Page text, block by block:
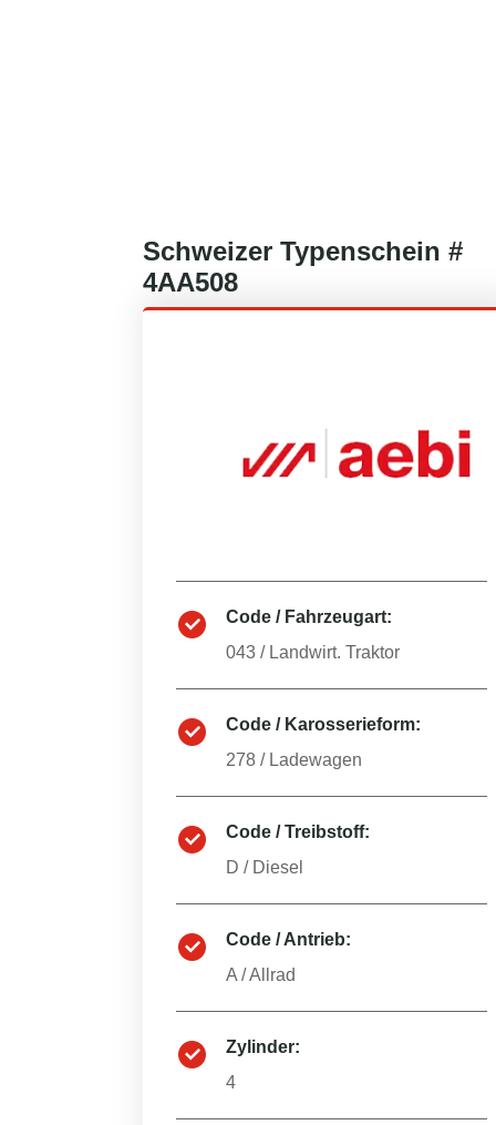
Schweizer Typenschein #
4AA508
Code / Fahrzeugart:
043 / Landwirt. Traktor
Code / Karosserieform:
278 / Ladewagen
Code / Treibstoff:
D / Diesel
Code / Antrieb:
A /Allrad
Zylinder:
4